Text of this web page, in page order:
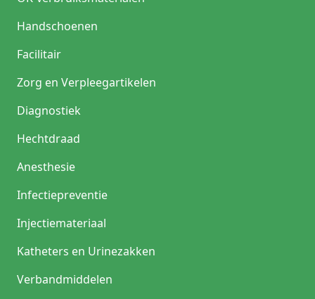
Handschoenen
Facilitair
Zorg en Verpleegartikelen
Diagnostiek
Hechtdraad
Anesthesie
Infectiepreventie
Injectiemateriaal
Katheters en Urinezakken
Verbandmiddelen